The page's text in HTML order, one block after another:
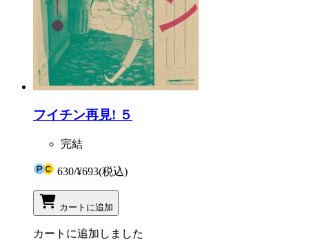
フイチン再見! ５
完結
630/¥693(税込)
カートに追加
カートに追加しました